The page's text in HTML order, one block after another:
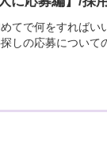
てで何をすればい
しの応募について